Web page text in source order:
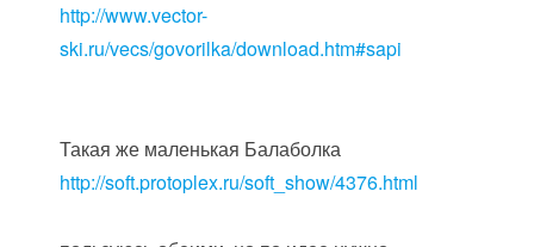
http://www.vector-
ski.ru/vecs/govorilka/download.htm#sapi
Такая же маленькая Балаболка
http://soft.protoplex.ru/soft_show/4376.html